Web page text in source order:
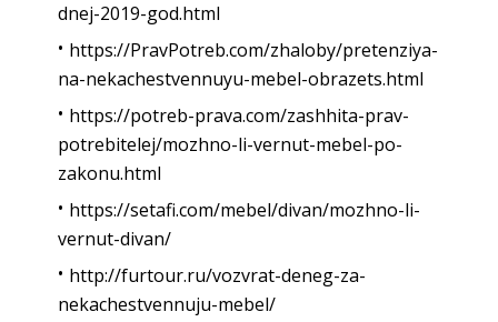
dnej-2019-god.html
https://PravPotreb.com/zhaloby/pretenziya-
na-nekachestvennuyu-mebel-obrazets.html
https://potreb-prava.com/zashhita-prav-
potrebitelej/mozhno-li-vernut-mebel-po-
zakonu.html
https://setafi.com/mebel/divan/mozhno-li-
vernut-divan/
http://furtour.ru/vozvrat-deneg-za-
nekachestvennuju-mebel/